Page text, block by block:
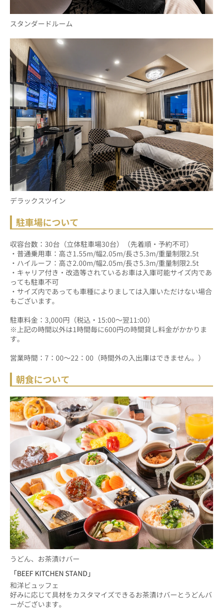
スタンダードルーム
デラックスツイン
駐車場について
収容台数：30台（立体駐車場30台）（先着順・予約不可）
・普通乗用車：高さ1.55m/幅2.05m/長さ5.3m/重量制限2.5t
・ハイルーフ：高さ2.00m/幅2.05m/長さ5.3m/重量制限2.5t
・キャリア付き・改造等されているお車は入庫可能サイズ内であ
っても駐車不可
・サイズ内であっても車種によりましては入庫いただけない場合
もございます。
駐車料金：3,000円（税込・15:00～翌11:00）
※上記の時間以外は1時間毎に600円の時間貸し料金がかかりま
す。
営業時間：7：00～22：00（時間外の入出庫はできません。）
朝食について
うどん、お茶漬けバー
「BEEF KITCHEN STAND」
和洋ビュッフェ
好みに応じて具材をカスタマイズできるお茶漬けバーとうどんバ
ーがございます。